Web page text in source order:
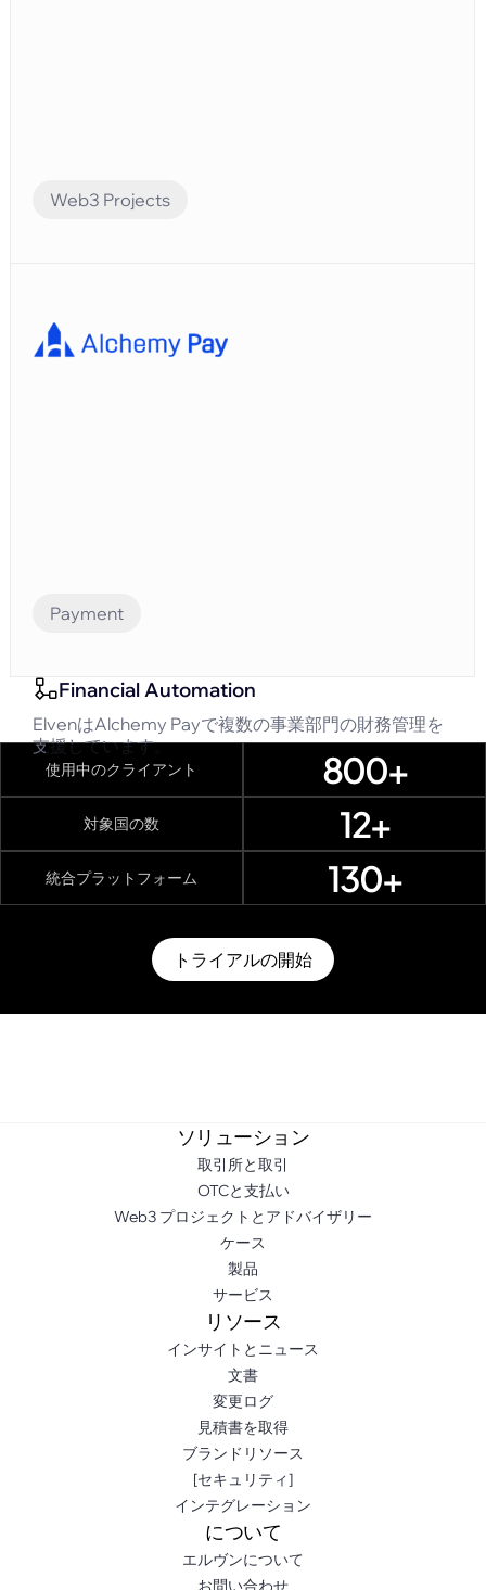
Web3 Projects
コインセキュリティと同等のレイヤー2です。
Payment
Financial Automation
ElvenはAlchemy Payで複数の事業部門の財務管理を
支援しています。
使用中のクライアント 800+
対象国の数 12+
統合プラットフォーム 130+
トライアルの開始
ソリューション
取引所と取引
OTCと支払い
Web3 プロジェクトとアドバイザリー
ケース
製品
サービス
リソース
インサイトとニュース
文書
変更ログ
見積書を取得
ブランドリソース
[セキュリティ]
インテグレーション
について
エルヴンについて
お問い合わせ